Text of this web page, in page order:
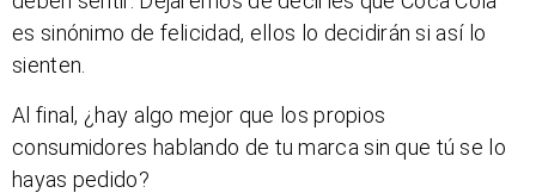
es sinónimo de felicidad, ellos lo decidirán si así lo
sienten.
Al final, ¿hay algo mejor que los propios
consumidores hablando de tu marca sin que tú se lo
hayas pedido?